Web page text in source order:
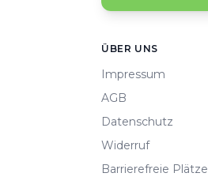
ÜBER UNS
Impressum
AGB
Datenschutz
Widerruf
Barrierefreie Plätze